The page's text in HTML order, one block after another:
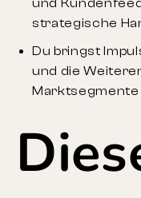
und
strategische
Du bringst
und die
Marktsegmente